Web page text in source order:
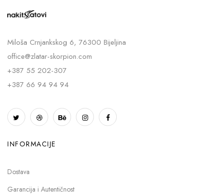
Miloša Crnjankskog 6, 76300 Bijeljina
office@zlatar-skorpion.com
+387 55 202-307
+387 66 94 94 94
INFORMACIJE
Dostava
Garancija i Autentičnost